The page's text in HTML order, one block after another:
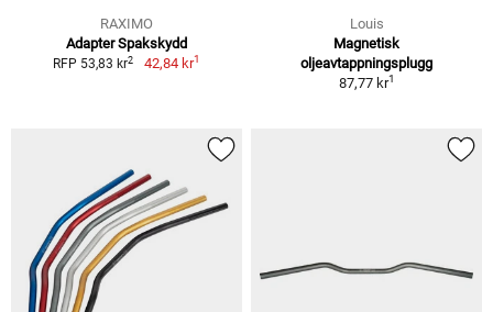
RAXIMO
Adapter Spakskydd
RFP 53,83 kr2 42,84 kr1
Louis
Magnetisk
oljeavtappningsplugg
87,77 kr1